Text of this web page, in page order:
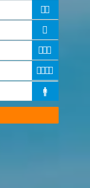




